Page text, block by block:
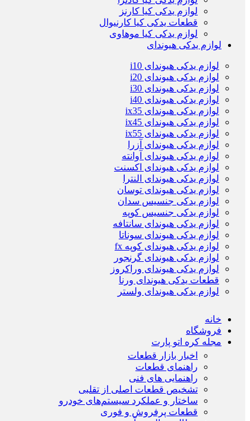
لوازم یدکی کیا کارنز
قطعات یدکی کیا کارنیوال
لوازم یدکی کیا موهاوی
لوازم یدکی هیوندای
لوازم یدکی هیوندای i10
لوازم یدکی هیوندای i20
لوازم یدکی هیوندای i30
لوازم یدکی هیوندای i40
لوازم یدکی هیوندای ix35
لوازم یدکی هیوندای ix45
لوازم یدکی هیوندای ix55
لوازم یدکی هیوندای آزرا
لوازم یدکی هیوندای آوانته
لوازم یدکی هیوندای اکسنت
لوازم یدکی هیوندای النترا
لوازم یدکی هیوندای توسان
لوازم یدکی جنسیس سدان
لوازم یدکی جنسیس کوپه
لوازم یدکی هیوندای سانتافه
لوازم یدکی هیوندای سوناتا
لوازم یدکی هیوندای کوپه fx
لوازم یدکی هیوندای گرنجور
لوازم یدکی هیوندای وراکروز
قطعات یدکی هیوندای ورنا
لوازم یدکی هیوندای ولستر
خانه
فروشگاه
مجله کره اتو پارت
اخبار بازار قطعات
راهنمای قطعات
راهنمایی های فنی
تشخیص قطعات اصلی از تقلبی
ساختار و عملکرد سیستم‌های خودرو
قطعات پرفروش و فوری